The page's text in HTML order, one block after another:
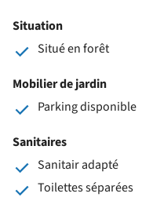
Situation
Situé en forêt
Mobilier de jardin
Parking disponible
Sanitaires
Sanitair adapté
Toilettes séparées